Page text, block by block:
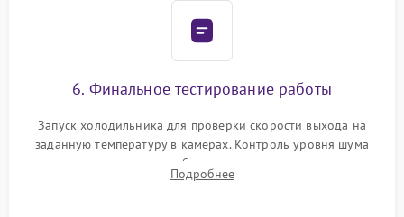
6. Финальное тестирование работы
Запуск холодильника для проверки скорости выхода на
заданную температуру в камерах. Контроль уровня шума
компрессора, отсутствия обмерзания стенок и корректного
срабатывания системы автоматической оттайки.
Подробнее